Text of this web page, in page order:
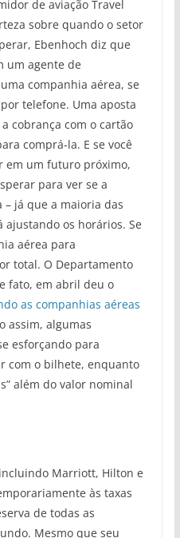
de aviação Travel
sobre quando o setor
Ebenhoch diz que
um agente de
companhia aérea, se
telefone. Uma aposta
cobrança com o cartão
comprá-la. E se você
em um futuro próximo,
para ver se a
– já que a maioria das
os horários. Se
aérea para
total. O Departamento
fato, em abril deu o
as companhias aéreas
assim, algumas
esforçando para
com o bilhete, enquanto
além do valor nominal
Marriott, Hilton e
às taxas
de todas as
Mesmo que seu